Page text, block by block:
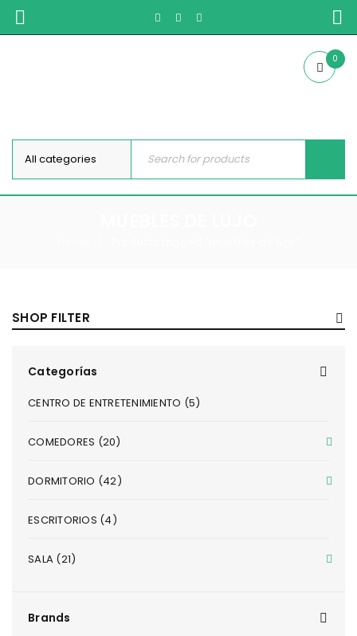
0
SHOP FILTER
Categorías
CENTRO DE ENTRETENIMIENTO (5)
COMEDORES (20)
DORMITORIO (42)
ESCRITORIOS (4)
SALA (21)
Brands